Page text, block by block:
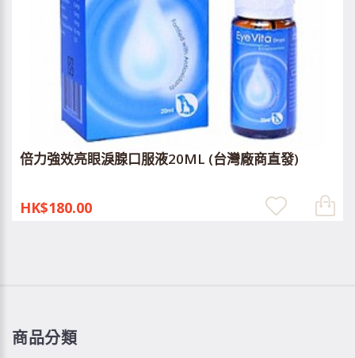
倍力強效亮眼淚腺口服液20ML (台灣廠商直發)
HK$180.00
商品分類